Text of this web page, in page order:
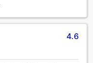
4.6